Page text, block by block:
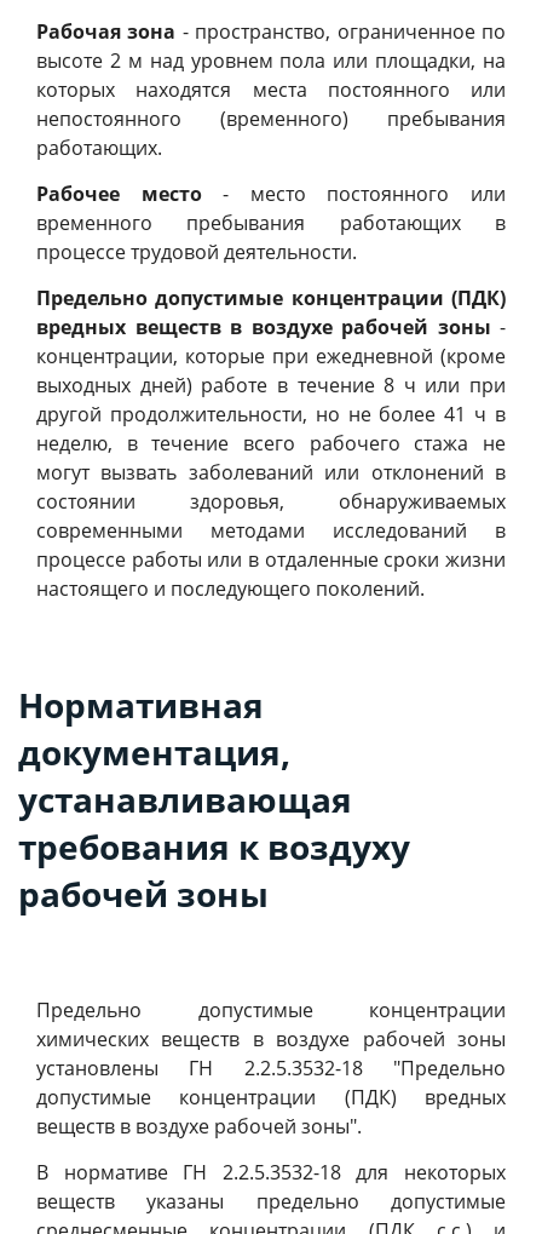
Рабочая зона - пространство, ограниченное по
высоте 2 м над уровнем пола или площадки, на
которых находятся места постоянного или
непостоянного (временного) пребывания
работающих.
Рабочее место- место постоянного или
временного пребывания работающих в
процессе трудовой деятельности.
Предельно допустимые концентрации (ПДК)
вредных веществ в воздухе рабочей зоны -
концентрации, которые при ежедневной (кроме
выходных дней) работе в течение 8 ч или при
другой продолжительности, но не более 41 ч в
неделю, в течение всего рабочего стажа не
могут вызвать заболеваний или отклонений в
состоянии здоровья, обнаруживаемых
современными методами исследований в
процессе работы или в отдаленные сроки жизни
настоящего и последующего поколений.
Нормативная
документация,
устанавливающая
требования к воздуху
рабочей зоны
Предельно допустимые концентрации
химических веществ в воздухе рабочей зоны
установлены ГН 2.2.5.3532-18 "Предельно
допустимые концентрации (ПДК) вредных
веществ в воздухе рабочей зоны".
В нормативе ГН 2.2.5.3532-18 для некоторых
веществ указаны предельно допустимые